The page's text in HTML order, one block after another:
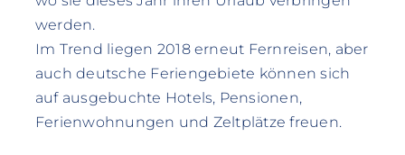
werden.
Im Trend liegen 2018 erneut Fernreisen, aber
auch deutsche Feriengebiete können sich
auf ausgebuchte Hotels, Pensionen,
Ferienwohnungen und Zeltplätze freuen.